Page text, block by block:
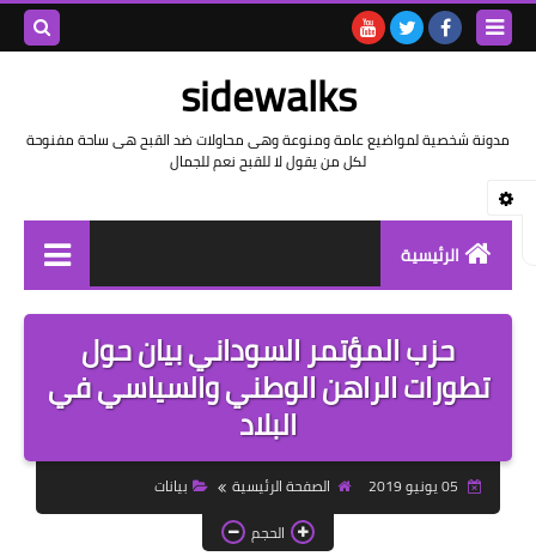
sidewalks
مدونة شخصية لمواضيع عامة ومنوعة وهى محاولات ضد القبح هى ساحة مفنوحة
لكل من يقول لا للقبح نعم للجمال
الرئيسية
توثيق وتاريخ
بيانات
تقارير
خواطر بالعامية
خواطر بالفصحى
حزب المؤتمر السوداني بيان حول
تطورات الراهن الوطني والسياسي في
البلاد
الصفحة الرئيسية
بيانات
الحجم